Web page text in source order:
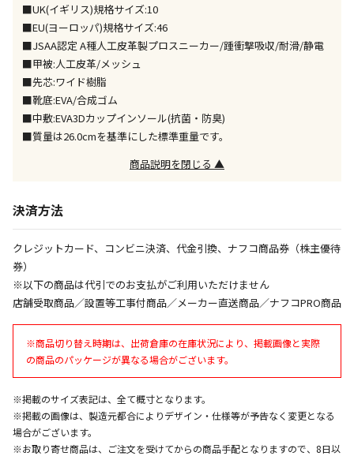
お見積商品です。金額・施工日はお打ち合わせの上、
決定となります。
お見積商品です。金額・施工日はお打ち合わせの上、
決定となります。
■UK(イギリス)規格サイズ:10
■EU(ヨーロッパ)規格サイズ:46
■JSAA認定 A種人工皮革製プロスニーカー/踵衝撃吸収/耐滑/静電
■甲被:人工皮革/メッシュ
■先芯:ワイド樹脂
■靴底:EVA/合成ゴム
■中敷:EVA3Dカップインソール(抗菌・防臭)
■質量は26.0cmを基準にした標準重量です。
商品説明を閉じる ▲
決済方法
クレジットカード、コンビニ決済、代金引換、ナフコ商品券（株主優待
券）
※以下の商品は代引でのお支払がご利用いただけません
店舗受取商品／設置等工事付商品／メーカー直送商品／ナフコPRO商品
※商品切り替え時期は、出荷倉庫の在庫状況により、掲載画像と実際
の商品のパッケージが異なる場合がございます。
※掲載のサイズ表記は、全て概寸となります。
※掲載の画像は、製造元都合によりデザイン・仕様等が予告なく変更となる
場合がございます。
※お取り寄せ商品は、ご注文を受けてからの商品手配となりますので、8日以